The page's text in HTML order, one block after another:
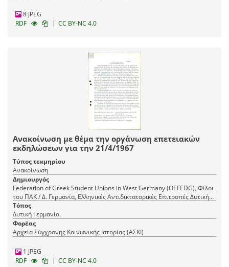
8 JPEG
RDF
| CC BY-NC 4.0
Ανακοίνωση με θέμα την οργάνωση επετειακών
εκδηλώσεων για την 21/4/1967
Τύπος τεκμηρίου
Ανακοίνωση
Δημιουργός
Federation of Greek Student Unions in West Germany (OEFEDG), Φίλοι
του ΠΑΚ / Δ. Γερμανία, Ελληνικές Αντιδικτατορικές Επιτροπές Δυτικής
Γερμανίας / Συντονιστικό Γραφείο, Socialist Democratic Union (SDE) /
W. Germany, Δημοκρατική Άμυνα / Δ. Γερμανία, Greek Anti-dictatorship
Committees West Germany / Co-ordinating Office, ΟΕΦΕΔΓ
(Ομοσπονδία Ελληνικών Φοιτητικών Ενώσεων Δ. Γερμανίας), ΣΔΕ / Δ.
Germany, Democratic Defence (DA) / West Germany
Τόπος
Δυτική Γερμανία
Φορέας
Αρχεία Σύγχρονης Κοινωνικής Ιστορίας (ΑΣΚΙ)
1 JPEG
RDF
| CC BY-NC 4.0